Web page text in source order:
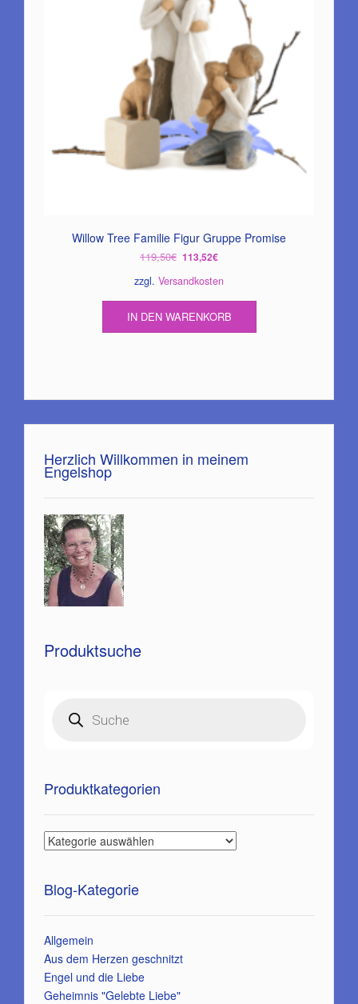
Willow Tree Familie Figur Gruppe Promise
119,50€ Ursprünglicher
war:
119,50€
113,52€Aktueller
ist:
113,52€.
zzgl. Versandkosten
IN DEN WARENKORB
Herzlich Willkommen in meinem
Engelshop
Produktsuche
search
Produktkategorien
Blog-Kategorie
Allgemein
Aus dem Herzen geschnitzt
Engel und die Liebe
Geheimnis "Gelebte Liebe"